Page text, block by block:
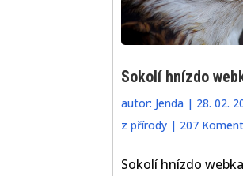
Sokolí hnízdo
autor: Jenda| 28. 02.
z přírody| 207
Sokolí hnízdo